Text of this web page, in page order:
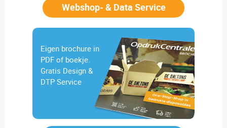
Webshop- & Data Service
Eigen brochure in
PDF of boekje.
Gratis Design &
DTP Service